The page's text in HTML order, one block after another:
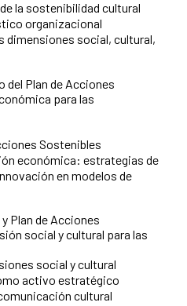
la sostenibilidad cultural
organizacional
dimensiones social, cultural,
del Plan de Acciones
para las
Sostenibles
económica: estrategias de
en modelos de
Plan de Acciones
social y cultural para las
social y cultural
activo estratégico
cultural